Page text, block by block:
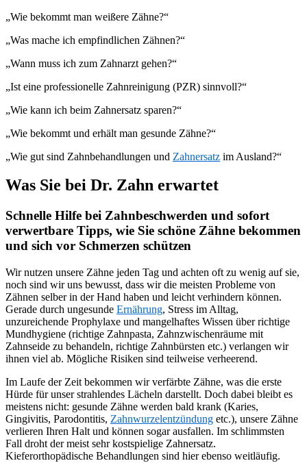
„Wie bekommt man weißere Zähne?“
„Was mache ich empfindlichen Zähnen?“
„Wann muss ich zum Zahnarzt gehen?“
„Ist eine professionelle Zahnreinigung (PZR) sinnvoll?“
„Wie kann ich beim Zahnersatz sparen?“
„Wie bekommt und erhält man gesunde Zähne?“
„Wie gut sind Zahnbehandlungen und Zahnersatz im Ausland?“
Was Sie bei Dr. Zahn erwartet
Schnelle Hilfe bei Zahnbeschwerden und sofort
verwertbare Tipps, wie Sie schöne Zähne bekommen
und sich vor Schmerzen schützen
Wir nutzen unsere Zähne jeden Tag und achten oft zu wenig auf sie,
noch sind wir uns bewusst, dass wir die meisten Probleme von
Zähnen selber in der Hand haben und leicht verhindern können.
Gerade durch ungesunde Ernährung, Stress im Alltag,
unzureichende Prophylaxe und mangelhaftes Wissen über richtige
Mundhygiene (richtige Zahnpasta, Zahnzwischenräume mit
Zahnseide zu behandeln, richtige Zahnbürsten etc.) verlangen wir
ihnen viel ab. Mögliche Risiken sind teilweise verheerend.
Im Laufe der Zeit bekommen wir verfärbte Zähne, was die erste
Hürde für unser strahlendes Lächeln darstellt. Doch dabei bleibt es
meistens nicht: gesunde Zähne werden bald krank (Karies,
Gingivitis, Parodontitis, Zahnwurzelentzündung etc.), unsere Zähne
verlieren Ihren Halt und können sogar ausfallen. Im schlimmsten
Fall droht der meist sehr kostspielige Zahnersatz.
Kieferorthopädische Behandlungen sind hier ebenso weitläufig.